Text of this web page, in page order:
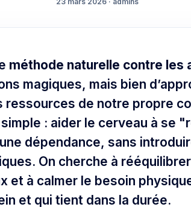
méthode naturelle contre les
magiques, mais bien
ressources de notre propre
simple : aider le cerveau à se
dépendance, sans
On cherche à
et à calmer le besoin
et qui tient dans la durée.